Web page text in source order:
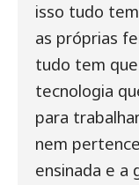
isso tudo
as próprias
tudo tem
tecnologia
para
nem
ensinada e a